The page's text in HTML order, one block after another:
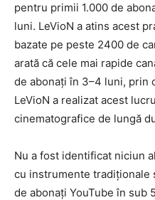
pentru primii 1.000 de
luni. LeVioN a atins acest
bazate pe peste 2400 de
arată că cele mai rapide
de abonați în 3–4 luni,
LeVioN a realizat acest
cinematografice de lungă
Nu a fost identificat niciun
cu instrumente tradiționale
de abonați YouTube în sub